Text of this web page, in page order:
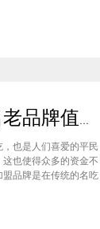
那么这个项目怎么加
老八米线加盟店怎么样？知名老品牌值得信赖
也是人们喜爱的平民
也使得众多的资金不
品牌是在传统的名吃
中积累的经验，对米